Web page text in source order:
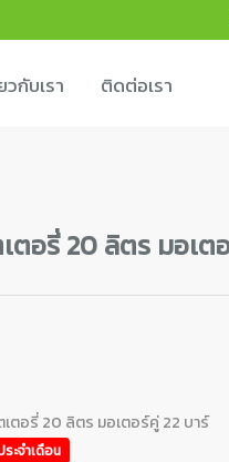
วกับเรา ติดต่อเรา
ตอรี่ 20 ลิตร มอเต
ตอรี่ 20 ลิตร มอเตอร์คู่ 22 บาร์
ะจำเดือน